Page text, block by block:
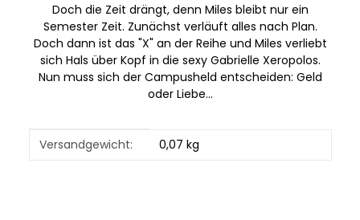
Doch die Zeit drängt, denn Miles bleibt nur ein
Semester Zeit. Zunächst verläuft alles nach Plan.
Doch dann ist das "X" an der Reihe und Miles verliebt
sich Hals über Kopf in die sexy Gabrielle Xeropolos.
Nun muss sich der Campusheld entscheiden: Geld
oder Liebe...
Produkteigenschaft
Wert
Versandgewicht: 0,07 kg